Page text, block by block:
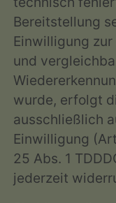
Bereitstellung
Einwilligung
und
wurde, erfolgt
ausschließlich
Einwilligung
25 Abs. 1
jederzeit